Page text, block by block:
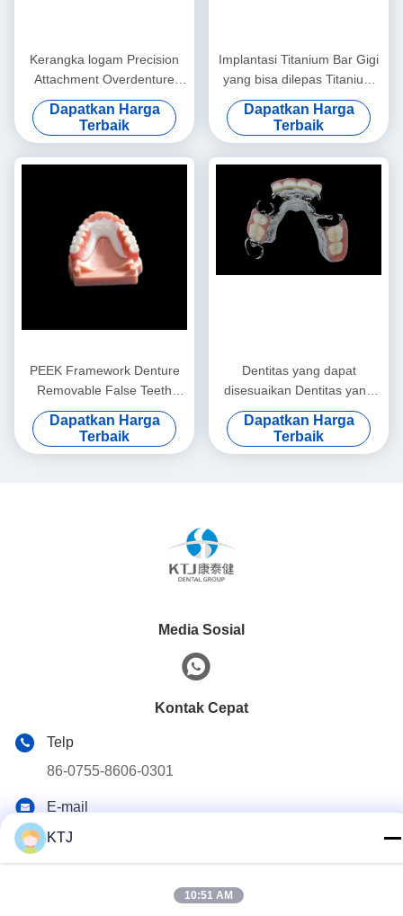
Kerangka logam Precision
Attachment Overdenture
Dental removable Denture
Dapatkan Harga
Terbaik
Implantasi Titanium Bar Gigi
yang bisa dilepas Titanium
Alloy Implantasi Bar
Overdenture
Dapatkan Harga
Terbaik
PEEK Framework Denture
Removable False Teeth
Custom
Dapatkan Harga
Terbaik
Dentitas yang dapat
disesuaikan Dentitas yang
bisa dilepas Kerangka
Titanium Kerangka logam
gigi
Dapatkan Harga
Terbaik
Media Sosial
Kontak Cepat
Telp
86-0755-8606-0301
E-mail
jacky@ktjdental.com
Alamat
Bangunan Industri Kesehatan KangtaiJian.No.7 Jalan
Rongtian, Distrik Pingshan, Shenzhen, Cina
KTJ
10:51 AM